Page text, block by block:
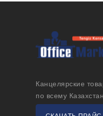
Канцелярские
по всему